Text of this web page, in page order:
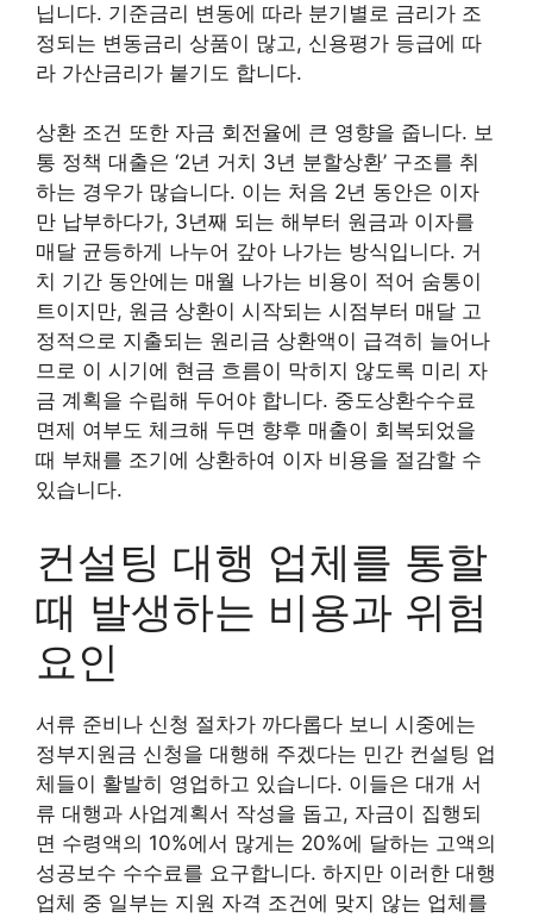
닙니다. 기준금리 변동에 따라 분기별로 금리가 조
정되는 변동금리 상품이 많고, 신용평가 등급에 따
라 가산금리가 붙기도 합니다.
상환 조건 또한 자금 회전율에 큰 영향을 줍니다. 보
통 정책 대출은 ‘2년 거치 3년 분할상환’ 구조를 취
하는 경우가 많습니다. 이는 처음 2년 동안은 이자
만 납부하다가, 3년째 되는 해부터 원금과 이자를
매달 균등하게 나누어 갚아 나가는 방식입니다. 거
치 기간 동안에는 매월 나가는 비용이 적어 숨통이
트이지만, 원금 상환이 시작되는 시점부터 매달 고
정적으로 지출되는 원리금 상환액이 급격히 늘어나
므로 이 시기에 현금 흐름이 막히지 않도록 미리 자
금 계획을 수립해 두어야 합니다. 중도상환수수료
면제 여부도 체크해 두면 향후 매출이 회복되었을
때 부채를 조기에 상환하여 이자 비용을 절감할 수
있습니다.
컨설팅 대행 업체를 통할
때 발생하는 비용과 위험
요인
서류 준비나 신청 절차가 까다롭다 보니 시중에는
정부지원금 신청을 대행해 주겠다는 민간 컨설팅 업
체들이 활발히 영업하고 있습니다. 이들은 대개 서
류 대행과 사업계획서 작성을 돕고, 자금이 집행되
면 수령액의 10%에서 많게는 20%에 달하는 고액의
성공보수 수수료를 요구합니다. 하지만 이러한 대행
업체 중 일부는 지원 자격 조건에 맞지 않는 업체를